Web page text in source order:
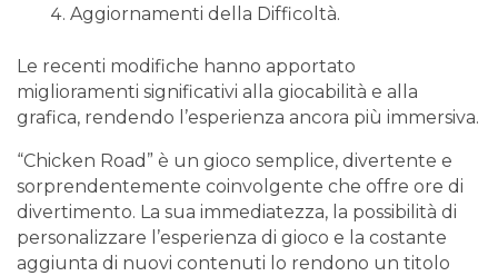
Aggiornamenti della Difficoltà.
Le recenti modifiche hanno apportato
miglioramenti significativi alla giocabilità e alla
grafica, rendendo l’esperienza ancora più immersiva.
“Chicken Road” è un gioco semplice, divertente e
sorprendentemente coinvolgente che offre ore di
divertimento. La sua immediatezza, la possibilità di
personalizzare l’esperienza di gioco e la costante
aggiunta di nuovi contenuti lo rendono un titolo